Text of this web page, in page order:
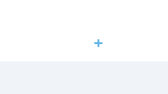
Lire la suite